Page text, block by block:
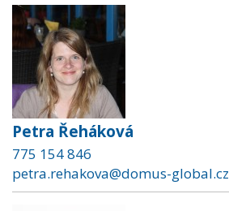
Petra Řeháková
775 154 846
petra.rehakova@domus-global.cz